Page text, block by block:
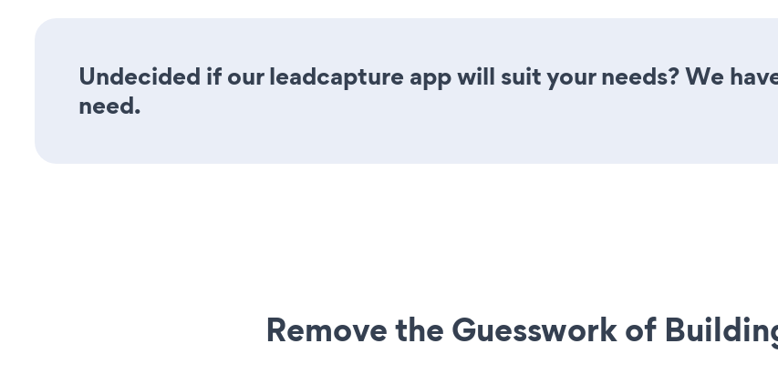
Undecided if our leadcapture app will suit your needs? We
need.
Remove the Guesswork of